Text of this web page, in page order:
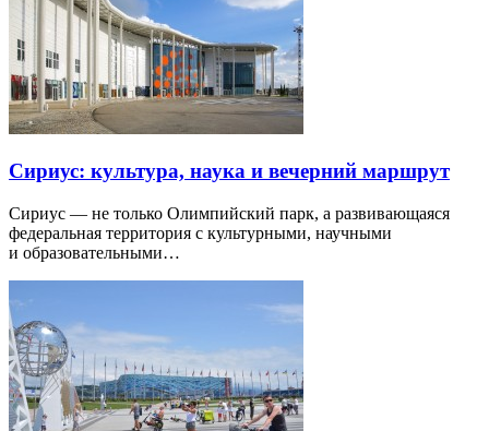
Сириус: культура, наука и вечерний маршрут
Сириус — не только Олимпийский парк, а развивающаяся
федеральная территория с культурными, научными
и образовательными…